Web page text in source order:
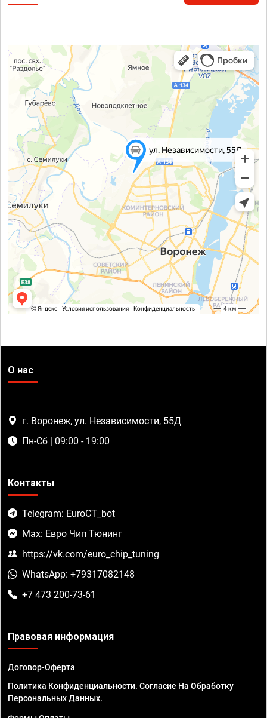
О нас
г. Воронеж, ул. Независимости, 55Д
Пн-Сб | 09:00 - 19:00
Контакты
Telegram: EuroCT_bot
Max: Евро Чип Тюнинг
https://vk.com/euro_chip_tuning
WhatsApp: +79317082148
+7 473 200-73-61
Правовая информация
Договор-Оферта
Политика Конфиденциальности. Согласие На Обработку
Персональных Данных.